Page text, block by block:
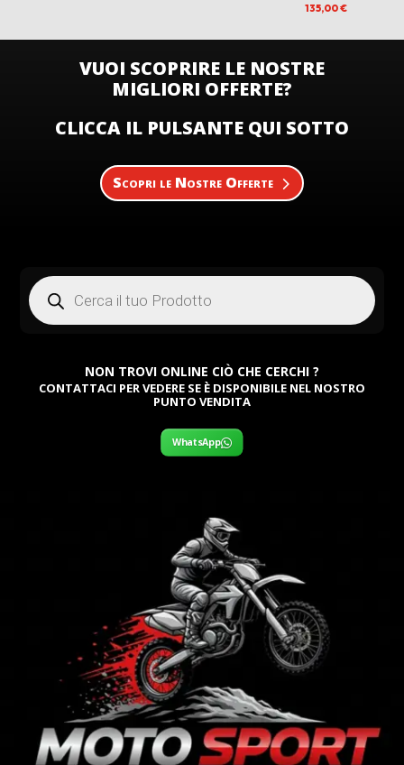
135,00€
VUOI SCOPRIRE LE NOSTRE
MIGLIORI OFFERTE?
CLICCA IL PULSANTE QUI SOTTO
Scopri le Nostre Offerte
Products
search
NON TROVI ONLINE CIÒ CHE CERCHI ?
CONTATTACI PER VEDERE SE È DISPONIBILE NEL NOSTRO
PUNTO VENDITA
WhatsApp